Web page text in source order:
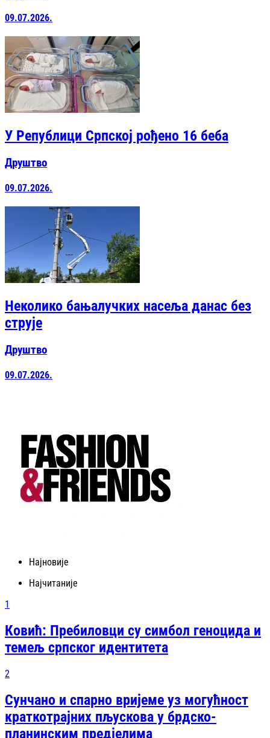
09.07.2026.
У Републици Српској рођено 16 беба
Друштво
09.07.2026.
Неколико бањалучких насеља данас без
струје
Друштво
09.07.2026.
Најновије
Најчитаније
1
Ковић: Пребиловци су симбол геноцида и
темељ српског идентитета
2
Сунчано и спарно вријеме уз могућност
краткотрајних пљускова у брдско-
планинским предјелима